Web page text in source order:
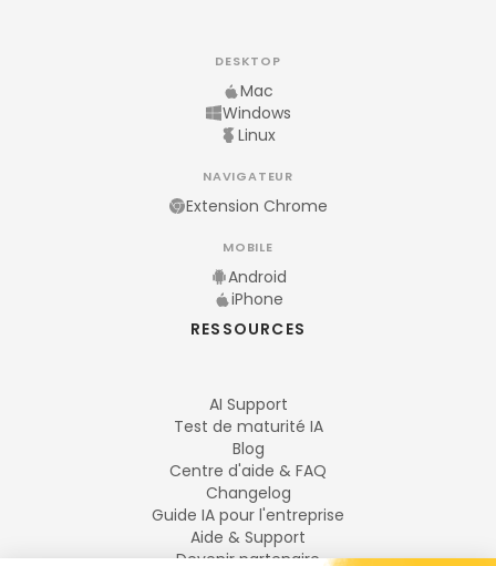
DESKTOP
Mac
Windows
Linux
NAVIGATEUR
Extension Chrome
MOBILE
Android
iPhone
RESSOURCES
AI Support
Test de maturité IA
Blog
Centre d'aide & FAQ
Changelog
Guide IA pour l'entreprise
Aide & Support
Devenir partenaire